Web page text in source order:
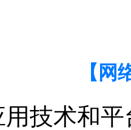
【网
技术和